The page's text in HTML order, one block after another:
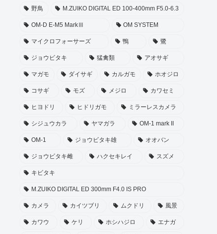
野鳥 M.ZUIKO DIGITAL ED 100-400mm F5.0-6.3
OM-D E-M5 MarkⅢ OM SYSTEM
マイクロフォーサーズ 鴨 鷺
ジョウビタキ 猛禽類 アオサギ
マガモ ダイサギ カルガモ ホオジロ
コサギ モズ メジロ カワセミ
ヒヨドリ ヒドリガモ ミラーレスカメラ
シジュウカラ ヤマガラ OM-1 mark II
OM-1 ジョウビタキ雄 オオバン
ジョウビタキ雌 ハクセキレイ スズメ
キビタキ
M.ZUIKO DIGITAL ED 300mm F4.0 IS PRO
カメラ カイツブリ ムクドリ 風景
カワウ ケリ ホシハジロ エナガ